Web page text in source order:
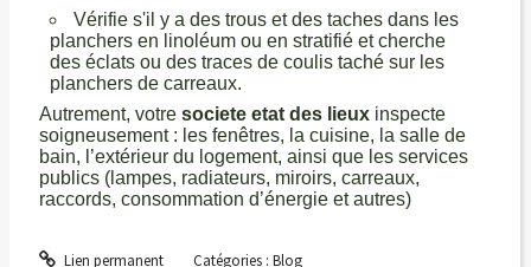
Vérifie s'il y a des trous et des taches dans les
planchers en linoléum ou en stratifié et cherche
des éclats ou des traces de coulis taché sur les
planchers de carreaux.
Autrement, votre societe etat des lieuxinspecte
soigneusement : les fenêtres, la cuisine, la salle de
bain, l’extérieur du logement, ainsi que les services
publics (lampes, radiateurs, miroirs, carreaux,
raccords, consommation d’énergie et autres)
Lien permanent Catégories : Blog